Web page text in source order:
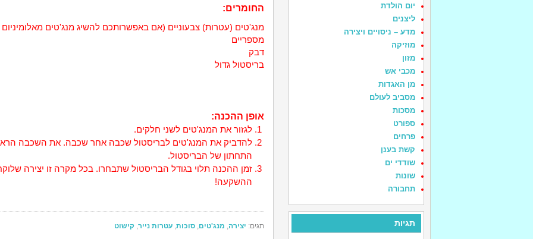
החומרים:
מנג'טים (עטרות) צבעוניים (אם באפשרותכם להשיג מנג'טים
מספריים
דבק
בריסטול גדול
אופן ההכנה:
לגזור את המנג'טים לשני חלקים.
להדביק את המנג'טים לבריסטול שכבה אחר שכבה. את השכבה
התחתון של הבריסטול.
זמן ההכנה תלוי בגודל הבריסטול שתבחרו. בכל מקרה זו יצירה
ההשקעה!
תגים: יצירה, מנג'טים,סוכות,עטרות נייר,קישוט
יום הולדת
ליצנים
מדע – ניסויים ויצירה
מוזיקה
מזון
מכבי אש
מן האגדות
מסביב לעולם
מסכות
ספורט
פרחים
קשת בענן
שודדי ים
שונות
תחבורה
תגיות